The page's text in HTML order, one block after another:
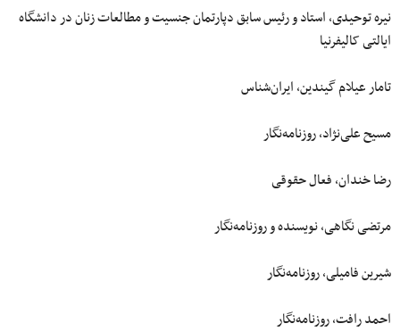
نیره توحیدی، استاد و رئیس سابق دپارتمان جنسیت و مطالعات زنان در دانشگاه
ایالتی کالیفرنیا
تامار عیلام گیندین، ایران‌شناس
مسیح علی‌نژاد، روزنامه‌نگار
رضا خندان، فعال حقوقی
مرتضی نگاهی، نویسنده و روزنامه‌نگار
شیرین فامیلی، روزنامه‌نگار
احمد رافت، روزنامه‌نگار